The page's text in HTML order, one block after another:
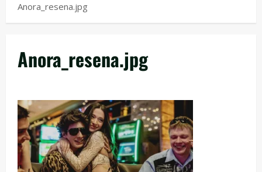
Anora_resena.jpg
Anora_resena.jpg